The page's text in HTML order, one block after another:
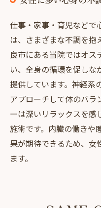
仕事・家事・育児などで
は、さまざまな不調を抱
良市にある当院ではオ
い、全身の循環を促しな
提供しています。神経系
アプローチして体のバラ
ーは深いリラックスを感
施術です。内臓の働きや
果が期待できるため、女
ます。